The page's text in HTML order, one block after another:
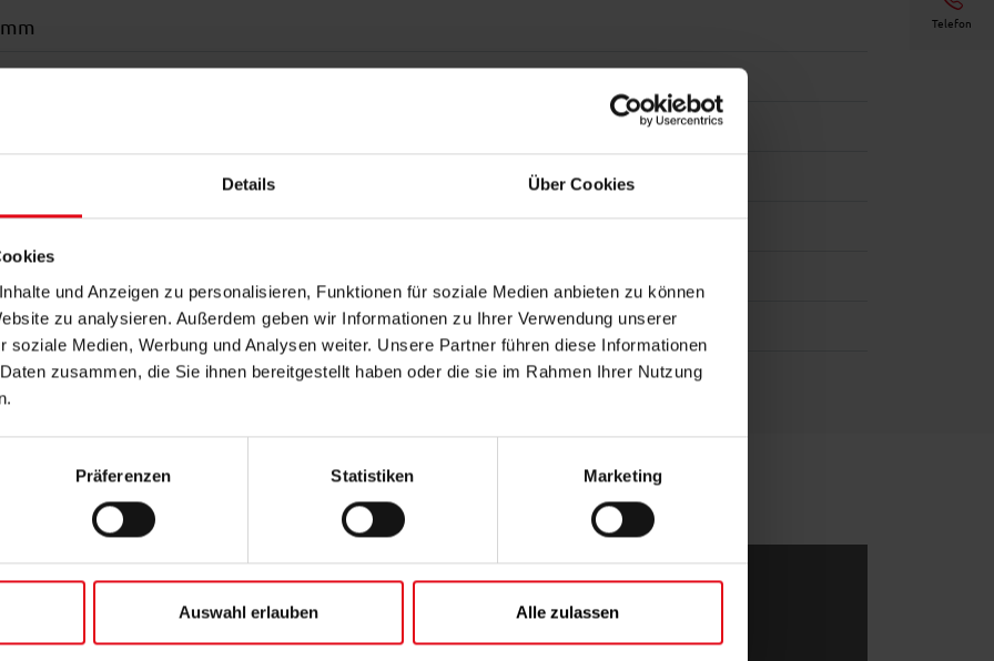
Details Über Cookies
und Anzeigen zu personalisieren, Funktionen für soziale Medien anbieten zu können
zu analysieren. Außerdem geben wir Informationen zu Ihrer Verwendung unserer
soziale Medien, Werbung und Analysen weiter. Unsere Partner führen diese Informationen
zusammen, die Sie ihnen bereitgestellt haben oder die sie im Rahmen Ihrer Nutzung
Präferenzen Statistiken Marketing
Auswahl erlauben Alle zulassen
mm
bis zu 135°, Verfahrbar
Funkmotor
Wandanbindung
Telefon